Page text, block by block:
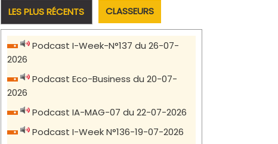
LES PLUS RÉCENTS CLASSEURS
Podcast I-Week-N°137 du 26-07-
2026
Podcast Eco-Business du 20-07-
2026
Podcast IA-MAG-07 du 22-07-2026
Podcast I-Week N°136-19-07-2026